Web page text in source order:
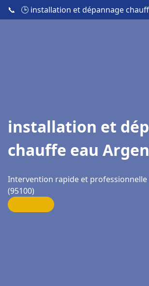
📞 🕒 installation et dépannage
installation et
chauffe eau
Intervention rapide et professionnelle
(95100)